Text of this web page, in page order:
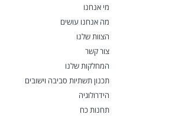
מי אנחנו
מה אנחנו עושים
הצוות שלנו
צור קשר
המחלקות שלנו
תכנון תשתיות סביבה וישובים
הידרולוגיה
תחנות כח